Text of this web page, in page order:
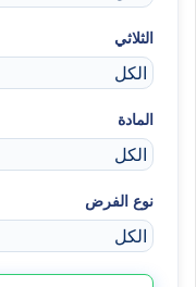
الثلاثي
المادة
نوع الفرض